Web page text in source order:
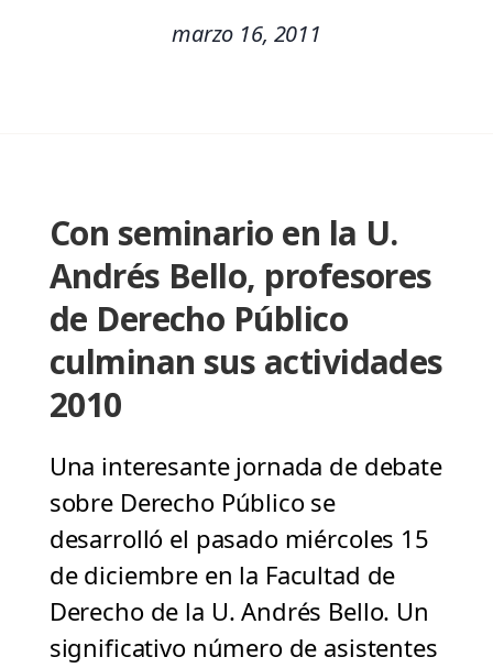
marzo 16, 2011
Con seminario en la U.
Andrés Bello, profesores
de Derecho Público
culminan sus actividades
2010
Una interesante jornada de debate
sobre Derecho Público se
desarrolló el pasado miércoles 15
de diciembre en la Facultad de
Derecho de la U. Andrés Bello. Un
significativo número de asistentes